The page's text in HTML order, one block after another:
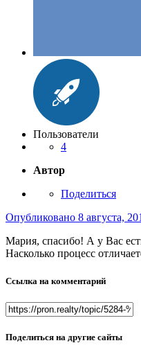
Пользователи
4
Автор
Поделиться
Опубликовано 8 августа,
Мария, спасибо! А у Вас
Насколько процесс
Ссылка на комментарий
Поделиться на другие сайты